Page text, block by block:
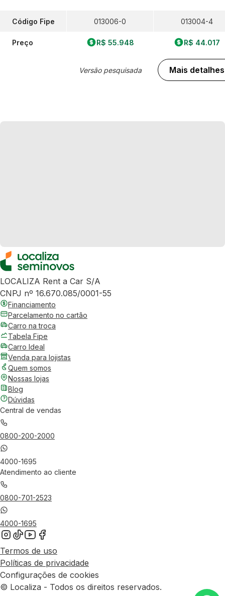
Código Fipe
Preço
013006-0
R$ 55.948
Versão pesquisada
013004-4
R$ 44.017
Mais detalhes
LOCALIZA Rent a Car S/A
CNPJ nº 16.670.085/0001-55
Financiamento
Parcelamento no cartão
Carro na troca
Tabela Fipe
Carro Ideal
Venda para lojistas
Quem somos
Nossas lojas
Blog
Dúvidas
Central de vendas
0800-200-2000
4000-1695
Atendimento ao cliente
0800-701-2523
4000-1695
Termos de uso
Políticas de privacidade
Configurações de cookies
© Localiza - Todos os direitos reservados.